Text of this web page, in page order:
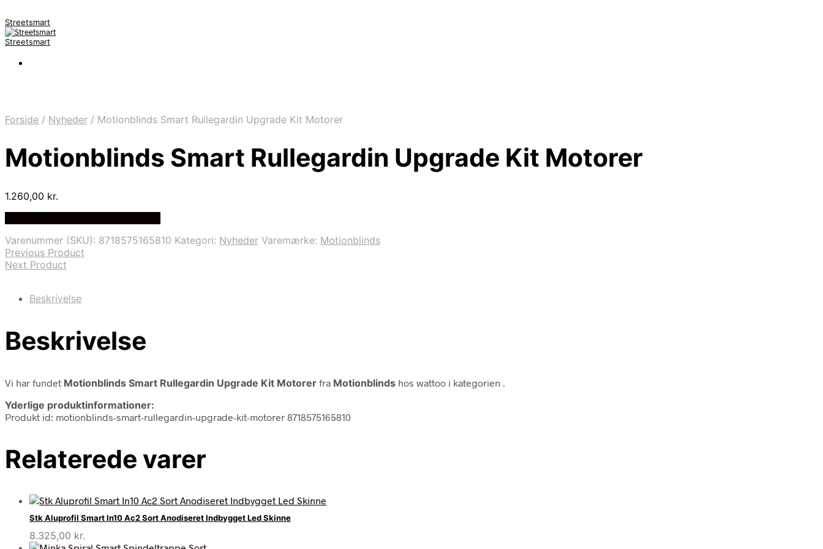
Streetsmart
Streetsmart
Forside / Nyheder / Motionblinds Smart Rullegardin Upgrade Kit Motorer
Motionblinds Smart Rullegardin Upgrade Kit Motorer
1.260,00 kr.
Varenummer (SKU): 8718575165810 Kategori: Nyheder Varemærke: Motionblinds
Previous Product
Next Product
Beskrivelse
Beskrivelse
Vi har fundet Motionblinds Smart Rullegardin Upgrade Kit Motorer fra Motionblinds hos wattoo i kategorien
Yderlige produktinformationer:
Produkt id: motionblinds-smart-rullegardin-upgrade-kit-motorer 8718575165810
Relaterede varer
Stk Aluprofil Smart In10 Ac2 Sort Anodiseret Indbygget Led Skinne
8.325,00 kr.